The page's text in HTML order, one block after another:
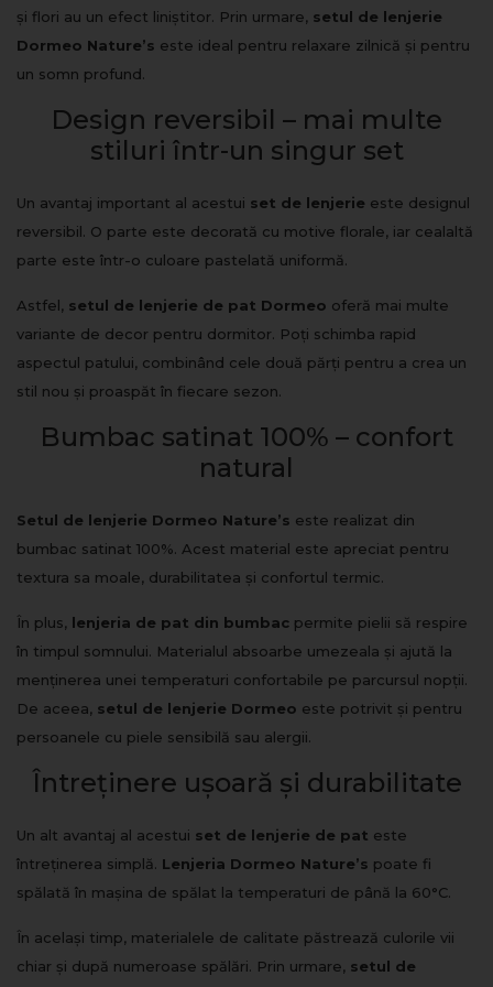
și flori au un efect liniștitor. Prin urmare, setul de lenjerie
Dormeo Nature’s este ideal pentru relaxare zilnică și pentru
un somn profund.
Design reversibil – mai multe
stiluri într-un singur set
Un avantaj important al acestui set de lenjerie este designul
reversibil. O parte este decorată cu motive florale, iar cealaltă
parte este într-o culoare pastelată uniformă.
Astfel, setul de lenjerie de pat Dormeo oferă mai multe
variante de decor pentru dormitor. Poți schimba rapid
aspectul patului, combinând cele două părți pentru a crea un
stil nou și proaspăt în fiecare sezon.
Bumbac satinat 100% – confort
natural
Setul de lenjerie Dormeo Nature’s este realizat din
bumbac satinat 100%. Acest material este apreciat pentru
textura sa moale, durabilitatea și confortul termic.
În plus, lenjeria de pat din bumbac permite pielii să respire
în timpul somnului. Materialul absoarbe umezeala și ajută la
menținerea unei temperaturi confortabile pe parcursul nopții.
De aceea, setul de lenjerie Dormeo este potrivit și pentru
persoanele cu piele sensibilă sau alergii.
Întreținere ușoară și durabilitate
Un alt avantaj al acestui set de lenjerie de pat este
întreținerea simplă. Lenjeria Dormeo Nature’s poate fi
spălată în mașina de spălat la temperaturi de până la 60°C.
În același timp, materialele de calitate păstrează culorile vii
chiar și după numeroase spălări. Prin urmare, setul de